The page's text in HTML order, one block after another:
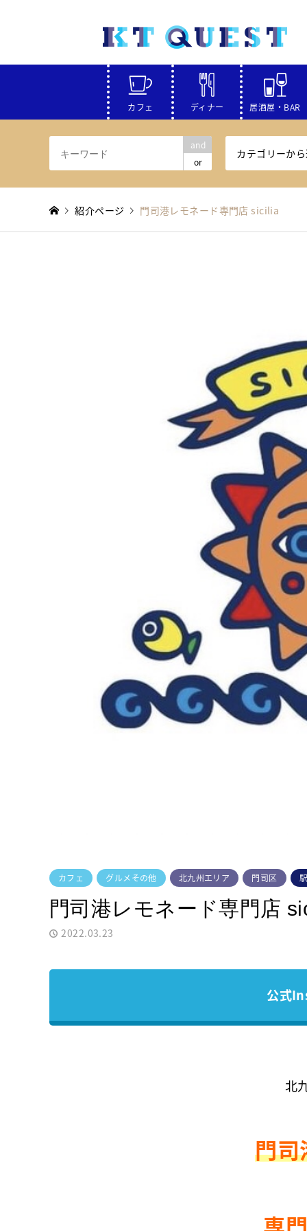
カフェ ディナー 居酒屋・BAR
and
or
カテゴリーか
紹介ページ 門司港レモネード専門店 sicilia
カフェ グルメその他 北九州エリア 門司区
門司港レモネード専門店
2022.03.23
公式
北
門司